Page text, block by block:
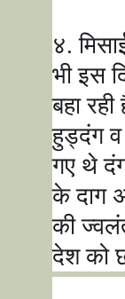
४.
भी इस
बहा रही
हुड्दंग व
गए थे
के दाग
की
देश को